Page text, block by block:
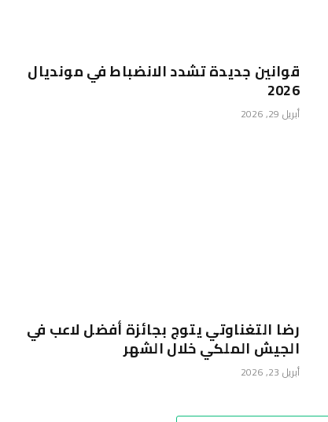
قوانين جديدة تشدد الانضباط في مونديال
2026
أبريل 29, 2026
رضا التغناوتي يتوج بجائزة أفضل لاعب في
الجيش الملكي خلال الشهر
أبريل 23, 2026